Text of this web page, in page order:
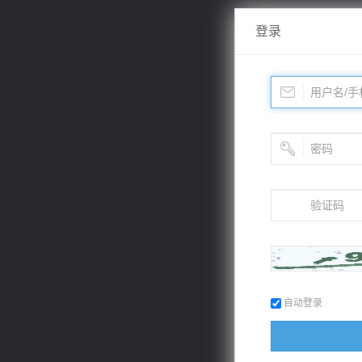
登录
自动登录